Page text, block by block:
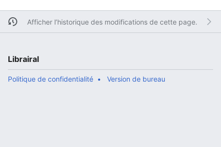
Afficher l’historique des modifications de cette page.
Librairal
Politique de confidentialité Version de bureau